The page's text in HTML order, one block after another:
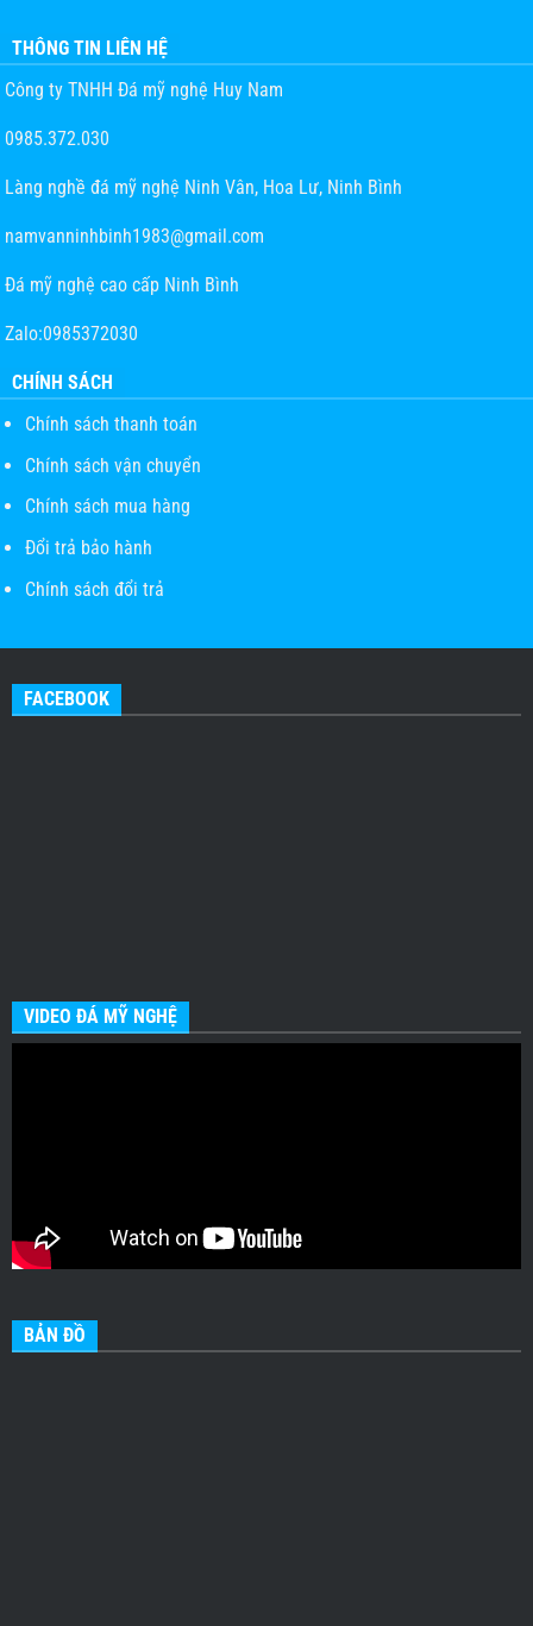
THÔNG TIN LIÊN HỆ
Công ty TNHH Đá mỹ nghệ Huy Nam
0985.372.030
Làng nghề đá mỹ nghệ Ninh Vân, Hoa Lư, Ninh Bình
namvanninhbinh1983@gmail.com
Đá mỹ nghệ cao cấp Ninh Bình
Zalo:0985372030
CHÍNH SÁCH
Chính sách thanh toán
Chính sách vận chuyển
Chính sách mua hàng
Đổi trả bảo hành
Chính sách đổi trả
FACEBOOK
VIDEO ĐÁ MỸ NGHỆ
BẢN ĐỒ